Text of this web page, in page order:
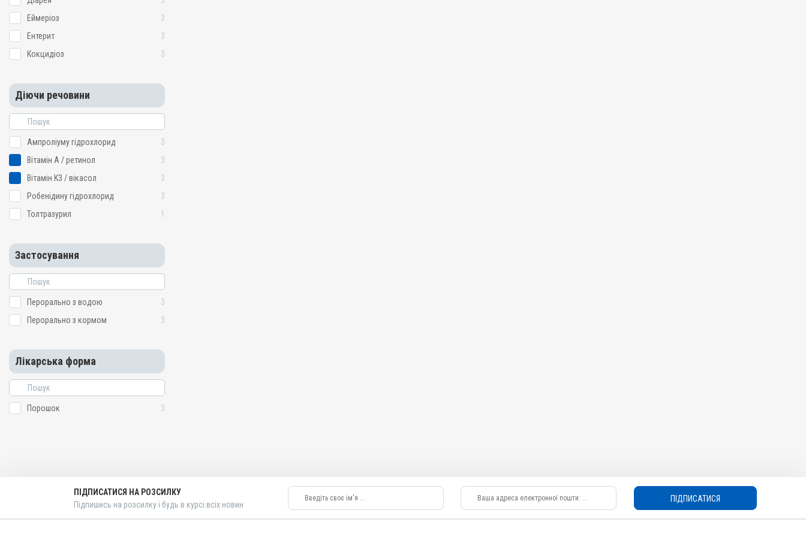
Еймеріоз
3
Ентерит
3
Кокцидіоз
3
Діючи речовини
Ампроліуму гідрохлорид
3
Вітамін A / ретинол
3
Вітамін K3 / вікасол
3
Робенідину гідрохлорид
3
Толтразурил
1
Застосування
Перорально з водою
3
Перорально з кормом
3
Лікарська форма
Порошок 3
ПІДПИСАТИСЯ НА РОЗСИЛКУ
Підпишись на розсилку і будь в курсі всіх новин
ПІДПИСАТИСЯ